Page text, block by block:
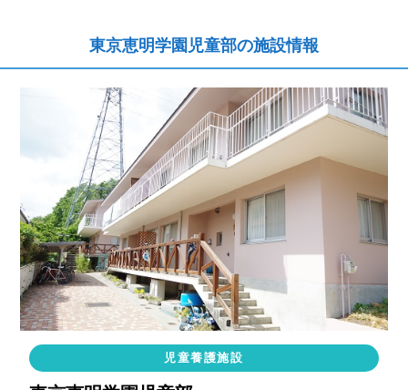
東京恵明学園児童部の施設情報
児童養護施設